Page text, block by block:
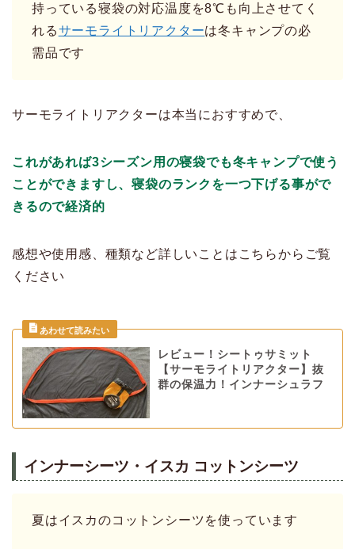
持っている寝袋の対応温度を8℃も向上させてく
れるサーモライトリアクターは冬キャンプの必
需品です
サーモライトリアクターは本当におすすめで、
これがあれば3シーズン用の寝袋でも冬キャンプで使う
ことができますし、寝袋のランクを一つ下げる事がで
きるので経済的
感想や使用感、種類など詳しいことはこちらからご覧
ください
レビュー！シートゥサミット
【サーモライトリアクター】抜
群の保温力！インナーシュラフ
インナーシーツ・イスカ コットンシーツ
夏はイスカのコットンシーツを使っています